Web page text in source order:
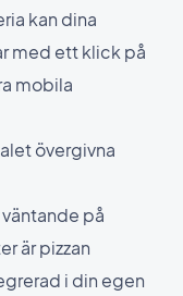
kan dina
med ett klick på
mobila
övergivna
på
är pizzan
i din egen